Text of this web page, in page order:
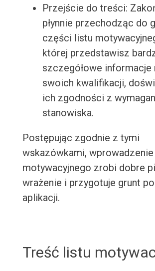
Przejście do treści:
płynnie przechodząc do
części listu
której przedstawisz
szczegółowe informacje
swoich kwalifikacji,
ich zgodności z
stanowiska.
Postępując zgodnie z tymi
wskazówkami,
motywacyjnego zrobi dobre
wrażenie i przygotuje grunt
aplikacji.
Treść listu